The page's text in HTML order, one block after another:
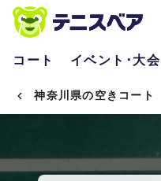
コート イベント･大会
神奈川県の空きコート